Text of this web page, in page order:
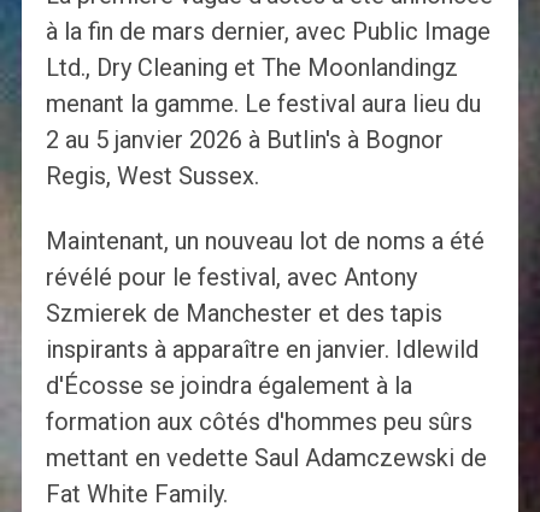
à la fin de mars dernier, avec Public Image
Ltd., Dry Cleaning et The Moonlandingz
menant la gamme. Le festival aura lieu du
2 au 5 janvier 2026 à Butlin's à Bognor
Regis, West Sussex.
Maintenant, un nouveau lot de noms a été
révélé pour le festival, avec Antony
Szmierek de Manchester et des tapis
inspirants à apparaître en janvier. Idlewild
d'Écosse se joindra également à la
formation aux côtés d'hommes peu sûrs
mettant en vedette Saul Adamczewski de
Fat White Family.